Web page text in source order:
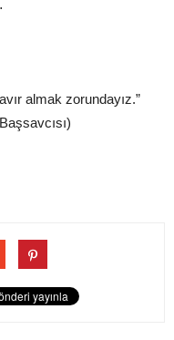
almak zorundayız.”